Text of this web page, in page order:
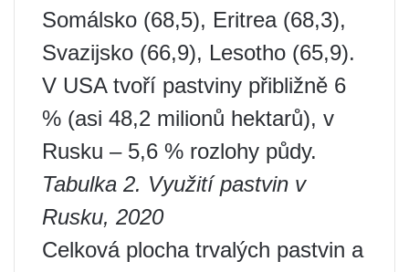
Somálsko (68,5), Eritrea (68,3),
Svazijsko (66,9), Lesotho (65,9).
V USA tvoří pastviny přibližně 6
% (asi 48,2 milionů hektarů), v
Rusku – 5,6 % rozlohy půdy.
Tabulka 2. Využití pastvin v
Rusku, 2020
Celková plocha trvalých pastvin a